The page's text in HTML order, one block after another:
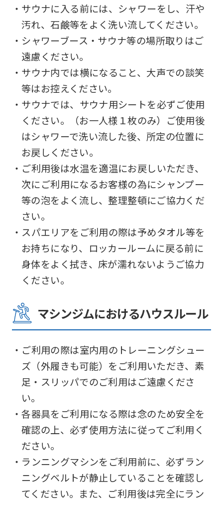
・サウナに入る前には、シャワーをし、汗や
汚れ、石鹸等をよく洗い流してください。
・シャワーブース・サウナ等の場所取りはご
遠慮ください。
・サウナ内では横になること、大声での談笑
等はお控えください。
・サウナでは、サウナ用シートを必ずご使用
ください。（お一人様１枚のみ）ご使用後
はシャワーで洗い流した後、所定の位置に
お戻しください。
・ご利用後は水温を適温にお戻しいただき、
次にご利用になるお客様の為にシャンプー
等の泡をよく流し、整理整頓にご協力くだ
さい。
・スパエリアをご利用の際は予めタオル等を
お持ちになり、ロッカールームに戻る前に
身体をよく拭き、床が濡れないようご協力
ください。
マシンジムにおけるハウスルール
・ご利用の際は室内用のトレーニングシュー
ズ（外履きも可能）をご利用いただき、素
足・スリッパでのご利用はご遠慮くださ
い。
・各器具をご利用になる際は念のため安全を
確認の上、必ず使用方法に従ってご利用く
ださい。
・ランニングマシンをご利用前に、必ずラン
ニングベルトが静止していることを確認し
てください。また、ご利用後は完全にラン
Japanese
version
of
website
be
translated
mechanically,
it
may
not
an
accurate
translation.
may
differ
from
the
original
We
ask
you
fully
understand